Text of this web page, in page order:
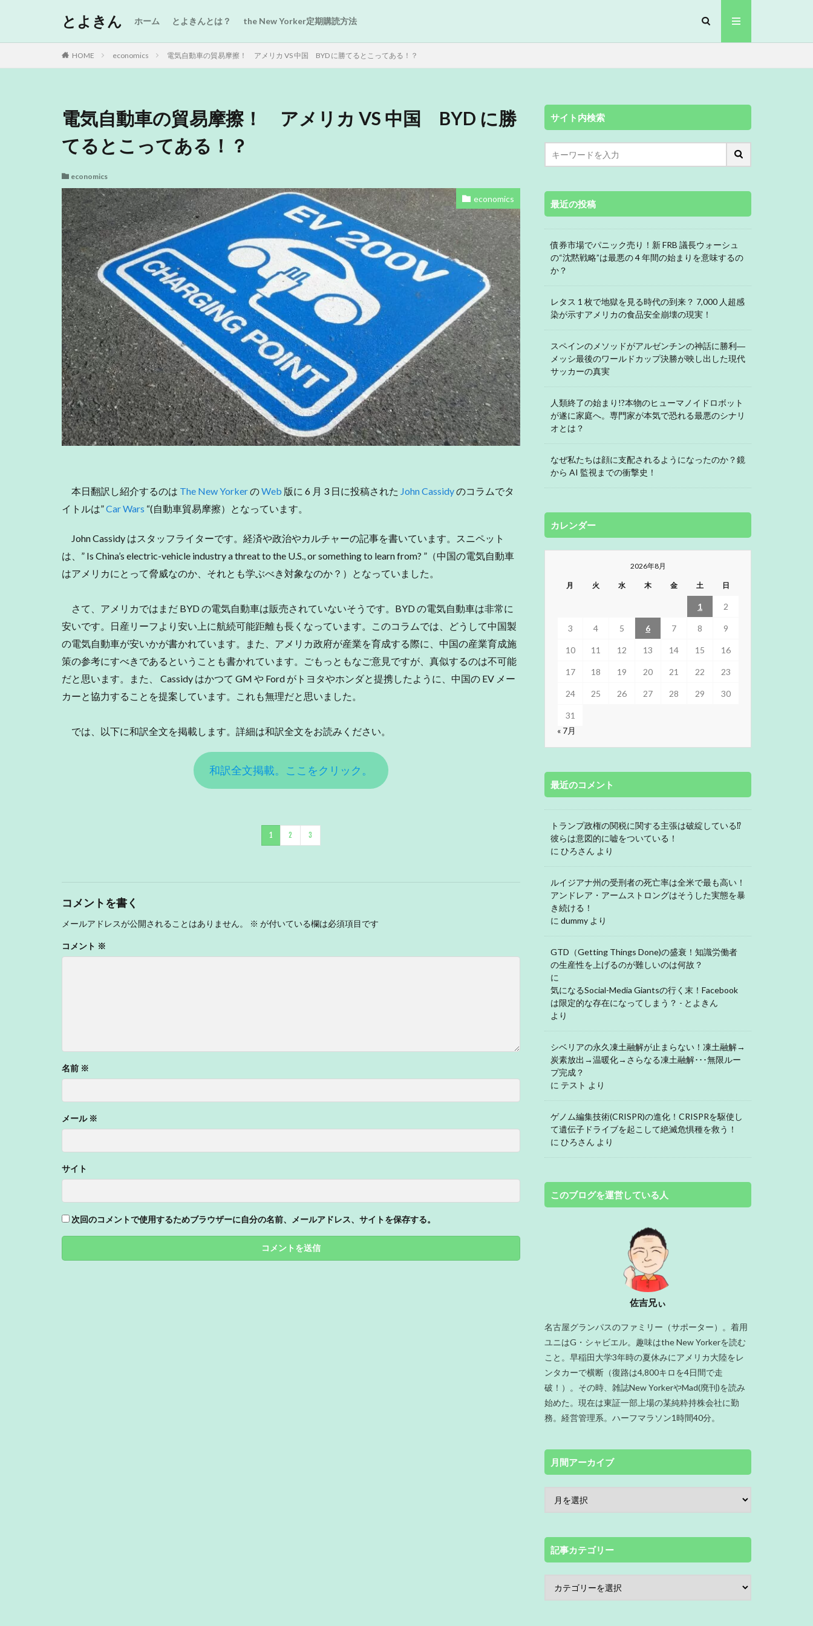
とよきん ホーム とよきんとは？ the New Yorker定期購読方法
HOME economics 電気自動車の貿易摩擦！ アメリカ VS 中国 BYD に勝てるとこってある！？
電気自動車の貿易摩擦！ アメリカ VS 中国 BYD に勝
てるとこってある！？
economics
economics
本日翻訳し紹介するのは The New YorkerのWeb 版に 6 月 3 日に投稿された John Cassidyのコラムでタ
イトルは”Car Wars “(自動車貿易摩擦）となっています。
John Cassidy はスタッフライターです。経済や政治やカルチャーの記事を書いています。スニペット
は、” Is China’s electric-vehicle industry a threat to the U.S., or something to learn from? ”（中国の電気自動車
はアメリカにとって脅威なのか、それとも学ぶべき対象なのか？）となっていました。
さて、アメリカではまだ BYD の電気自動車は販売されていないそうです。BYD の電気自動車は非常に
安いです。日産リーフより安い上に航続可能距離も長くなっています。このコラムでは、どうして中国製
の電気自動車が安いかが書かれています。また、アメリカ政府が産業を育成する際に、中国の産業育成施
策の参考にすべきであるということも書かれています。ごもっともなご意見ですが、真似するのは不可能
だと思います。また、 Cassidy はかつて GM や Ford がトヨタやホンダと提携したように、中国の EV メー
カーと協力することを提案しています。これも無理だと思いました。
では、以下に和訳全文を掲載します。詳細は和訳全文をお読みください。
和訳全文掲載。ここをクリック。
1 2 3
コメントを書く
メールアドレスが公開されることはありません。 ※ が付いている欄は必須項目です
コメント ※
名前 ※
メール ※
サイト
次回のコメントで使用するためブラウザーに自分の名前、メールアドレス、サイトを保存する。
サイト内検索
最近の投稿
債券市場でパニック売り！新 FRB 議長ウォーシュ
の“沈黙戦略”は最悪の 4 年間の始まりを意味するの
か？
レタス 1 枚で地獄を見る時代の到来？ 7,000 人超感
染が示すアメリカの食品安全崩壊の現実！
スペインのメソッドがアルゼンチンの神話に勝利―
メッシ最後のワールドカップ決勝が映し出した現代
サッカーの真実
人類終了の始まり!?本物のヒューマノイドロボット
が遂に家庭へ。専門家が本気で恐れる最悪のシナリ
オとは？
なぜ私たちは顔に支配されるようになったのか？鏡
から AI 監視までの衝撃史！
カレンダー
2026年8月
月 火 水 木 金 土 日
1 2
3 4 5 6 7 8 9
10 11 12 13 14 15 16
17 18 19 20 21 22 23
24 25 26 27 28 29 30
31
« 7月
最近のコメント
トランプ政権の関税に関する主張は破綻している⁉
彼らは意図的に嘘をついている！
に ひろさん より
ルイジアナ州の受刑者の死亡率は全米で最も高い！
アンドレア・アームストロングはそうした実態を暴
き続ける！
に dummy より
GTD（Getting Things Done)の盛衰！知識労働者
の生産性を上げるのが難しいのは何故？
に
気になるSocial-Media Giantsの行く末！Facebook
は限定的な存在になってしまう？ - とよきん
より
シベリアの永久凍土融解が止まらない！凍土融解→
炭素放出→温暖化→さらなる凍土融解･･･無限ルー
プ完成？
に テスト より
ゲノム編集技術(CRISPR)の進化！CRISPRを駆使し
て遺伝子ドライブを起こして絶滅危惧種を救う！
に ひろさん より
このブログを運営している人
佐吉兄ぃ
名古屋グランパスのファミリー（サポーター）。着用
ユニはG・シャビエル。趣味はthe New Yorkerを読む
こと。早稲田大学3年時の夏休みにアメリカ大陸をレ
ンタカーで横断（復路は4,800キロを4日間で走
破！）。その時、雑誌New YorkerやMad(廃刊)を読み
始めた。現在は東証一部上場の某純粋持株会社に勤
務。経営管理系。ハーフマラソン1時間40分。
月間アーカイブ
記事カテゴリー